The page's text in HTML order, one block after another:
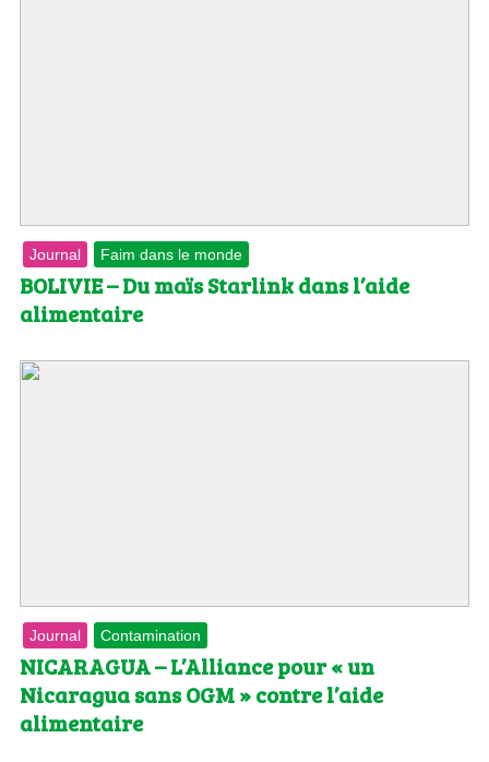
Journal Faim dans le monde
BOLIVIE – Du maïs Starlink dans l’aide
alimentaire
Journal Contamination
NICARAGUA – L’Alliance pour « un
Nicaragua sans OGM » contre l’aide
alimentaire